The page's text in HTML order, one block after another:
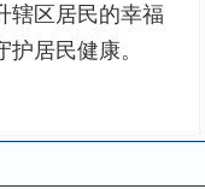
辖区居民的幸福
居民健康。